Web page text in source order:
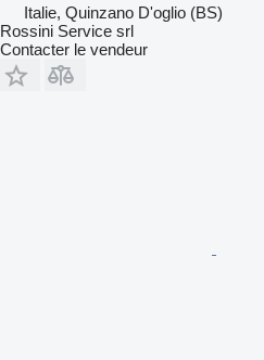
Italie, Quinzano D'oglio (BS)
Rossini Service srl
Contacter le vendeur